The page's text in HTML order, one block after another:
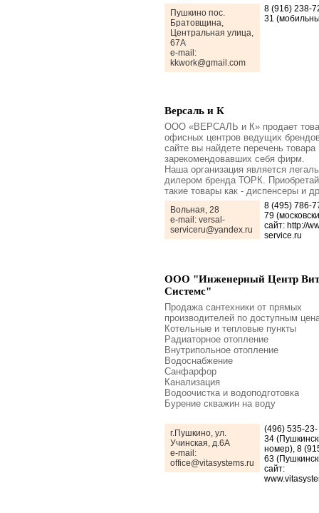
Пушкино пос.
Братовщина,
Центральная улица,
67А
e-mail:
kkwork@gmail.com
8 (916) 238-
31
Версаль и К
ООО «ВЕРСАЛЬ и К» продает
офисных центров ведущих
сайте вы найдете перечень товара
зарекомендовавших себя фирм.
Наша организация является
дилером бренда ТОРК.
такие товары как - диспенсеры и
Вольная, 28
e-mail: versal-
serviceru@yandex.ru
8 (495) 786-
79
сайт: http://
service.ru
ООО "Инженерный Центр
Системс"
Продажа сантехники от прямых
производителей по доступным
Котельные и тепловые пункты
Радиаторное отопление
Внутрипольное отопление
Водоснабжение
Санфарфор
Канализация
Водоочистка и водоподготовка
Бурение скважин на воду
г.Пушкино, ул.
Учинская, д.6А
e-mail:
office@vitasystems.ru
(496) 535-23-
34
номер), 8
63
сайт: